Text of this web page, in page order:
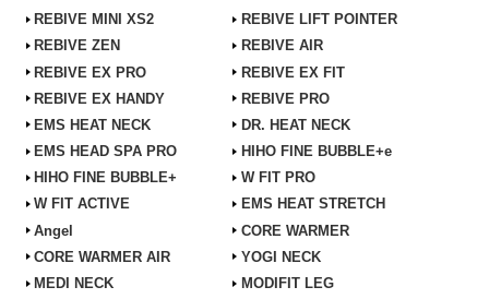
REBIVE MINI XS2
REBIVE LIFT POINTER
REBIVE ZEN
REBIVE AIR
REBIVE EX PRO
REBIVE EX FIT
REBIVE EX HANDY
REBIVE PRO
EMS HEAT NECK
DR. HEAT NECK
EMS HEAD SPA PRO
HIHO FINE BUBBLE+e
HIHO FINE BUBBLE+
W FIT PRO
W FIT ACTIVE
EMS HEAT STRETCH
Angel
CORE WARMER
CORE WARMER AIR
YOGI NECK
MEDI NECK
MODIFIT LEG